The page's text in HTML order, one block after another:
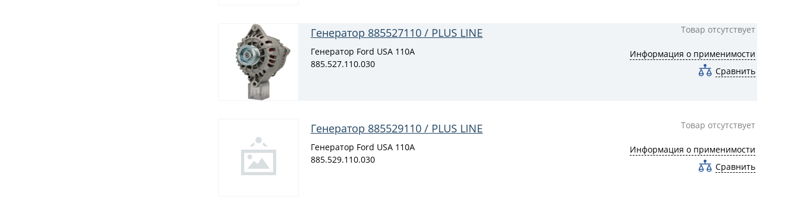
Генератор 885527110 / PLUS LINE
Товар отсутствует
Генератор Ford USA 110A
885.527.110.030
Информация о применимости
Сравнить
Генератор 885529110 / PLUS LINE
Товар отсутствует
Генератор Ford USA 110A
885.529.110.030
Информация о применимости
Сравнить